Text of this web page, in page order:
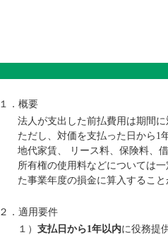
１．概要
法人が支出した前払費用は期間
ただし、対価を支払った日から1
地代家賃、 リース料、保険料、
所有権の使用料などについては
た事業年度の損金に算入するこ
２．適用要件
１） 支払日から1年以内に役務提